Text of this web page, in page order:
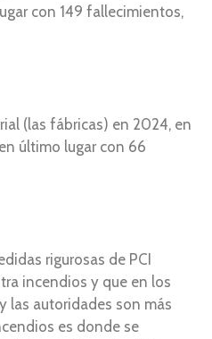
con 149 fallecimientos,
(las fábricas) en 2024, en
último lugar con 66
rigurosas de PCI
incendios y que en los
las autoridades son más
es donde se